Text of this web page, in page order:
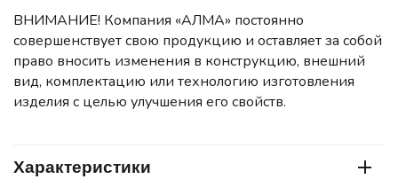
ВНИМАНИЕ! Компания «АЛМА» постоянно
совершенствует свою продукцию и оставляет за собой
право вносить изменения в конструкцию, внешний
вид, комплектацию или технологию изготовления
изделия с целью улучшения его свойств.
Характеристики